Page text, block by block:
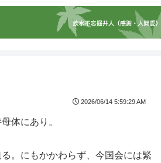
2026/06/14 5:59:29 AM
体にあり。
。にもかかわらず、今国会には緊